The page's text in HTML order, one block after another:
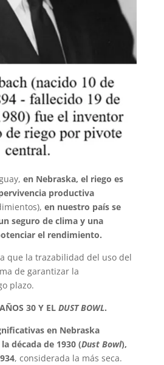
en Nebraska, el riego es
productiva
en nuestro país se
seguro de clima y una
el rendimiento.
que la trazabilidad del uso del
de garantizar la
plazo.
30 Y EL DUST BOWL.
en Nebraska
década de 1930 (Dust Bowl),
, considerada la más seca.